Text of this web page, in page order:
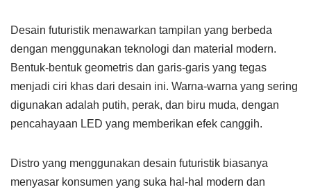
Desain futuristik menawarkan tampilan yang berbeda
dengan menggunakan teknologi dan material modern.
Bentuk-bentuk geometris dan garis-garis yang tegas
menjadi ciri khas dari desain ini. Warna-warna yang sering
digunakan adalah putih, perak, dan biru muda, dengan
pencahayaan LED yang memberikan efek canggih.
Distro yang menggunakan desain futuristik biasanya
menyasar konsumen yang suka hal-hal modern dan